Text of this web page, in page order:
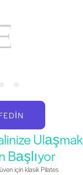
Ulaşmak
Başlıyor
için klasik Pilates